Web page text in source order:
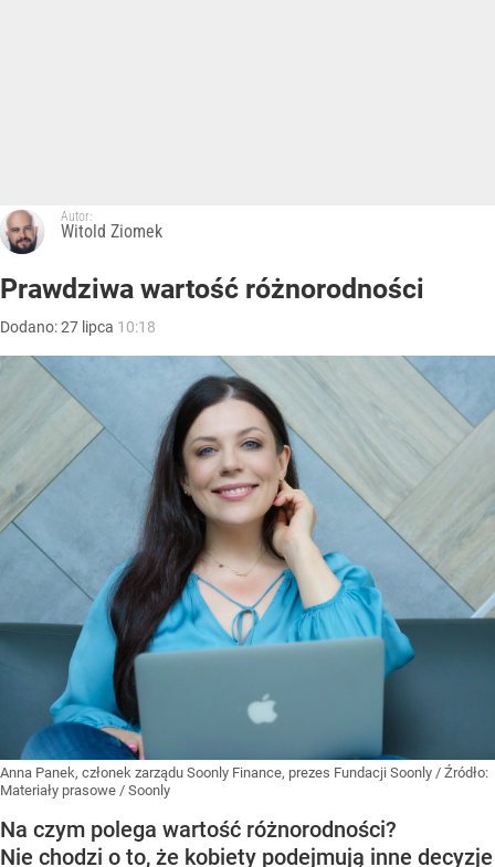
Autor:
Witold Ziomek
Prawdziwa wartość różnorodności
Dodano:27 lipca 10:18
Anna Panek, członek zarządu Soonly Finance, prezes Fundacji Soonly / Źródło:
Materiały prasowe / Soonly
Na czym polega wartość różnorodności?
Nie chodzi o to, że kobiety podejmują inne decyzje